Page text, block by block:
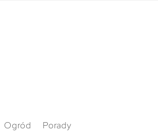
Ogród Porady